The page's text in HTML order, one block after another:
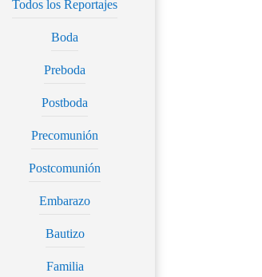
Todos los Reportajes
Boda
Preboda
Postboda
Precomunión
Postcomunión
Embarazo
Bautizo
Familia